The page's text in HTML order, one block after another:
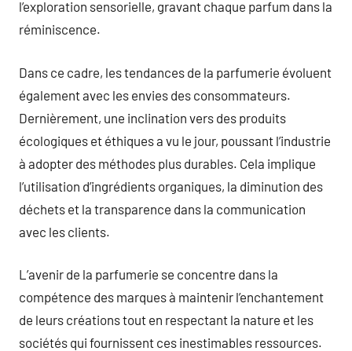
l’exploration sensorielle, gravant chaque parfum dans la
réminiscence.
Dans ce cadre, les tendances de la parfumerie évoluent
également avec les envies des consommateurs.
Dernièrement, une inclination vers des produits
écologiques et éthiques a vu le jour, poussant l’industrie
à adopter des méthodes plus durables. Cela implique
l’utilisation d’ingrédients organiques, la diminution des
déchets et la transparence dans la communication
avec les clients.
L’avenir de la parfumerie se concentre dans la
compétence des marques à maintenir l’enchantement
de leurs créations tout en respectant la nature et les
sociétés qui fournissent ces inestimables ressources.